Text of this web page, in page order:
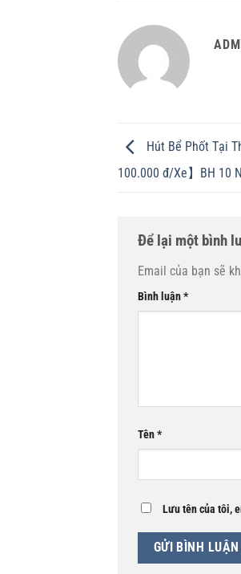
Hút Bể Phốt Tại
100.000 đ/Xe】BH 10
Để lại một bình
Email của bạn sẽ
Bình luận*
Tên*
Lưu tên của tôi,